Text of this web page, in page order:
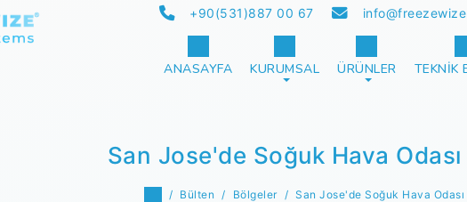
+90(531)887 00 67
ANASAYFA KURUMSAL ÜRÜNLER TEKNIK
San Jose'de Soğuk Hava Odası
Bülten Bölgeler San Jose'de Soğuk Hava Odası